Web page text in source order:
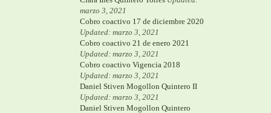
marzo 3, 2021
Cobro coactivo 17 de diciembre 2020
Updated: marzo 3, 2021
Cobro coactivo 21 de enero 2021
Updated: marzo 3, 2021
Cobro coactivo Vigencia 2018
Updated: marzo 3, 2021
Daniel Stiven Mogollon Quintero II
Updated: marzo 3, 2021
Daniel Stiven Mogollon Quintero